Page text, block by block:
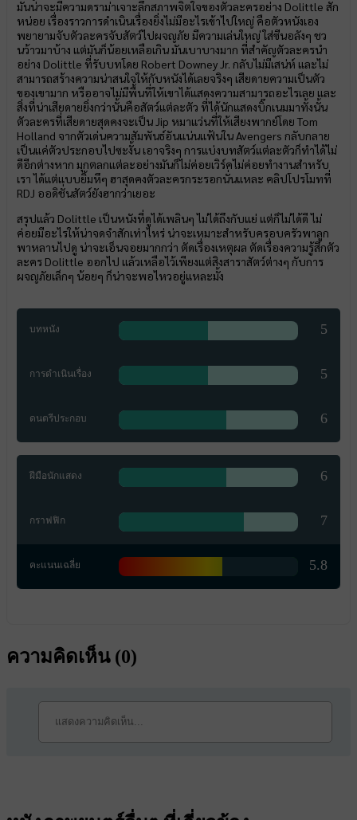
มันน่าจะมีความดราม่าเจาะลึกสภาพจิตใจของตัวละครอย่าง Dolittle สัก
หน่อย เรื่องราวการดำเนินเรื่องยิ่งไม่มีอะไรเข้าไปใหญ่ คือตัวหนังเอง
พยายามจับตัวละครจับสัตว์ไปผจญภัย มีความเล่นใหญ่ ใส่ซีนอลังๆ ชว
นว้าวมาบ้าง แต่มันก็น้อยเหลือเกิน มันเบาบางมาก ที่สำคัญตัวละครนำ
อย่าง Dolittle ที่รับบทโดย Robert Downey Jr. กลับไม่มีเสน่ห์ และไม่
สามารถสร้างความน่าสนใจให้กับหนังได้เลยจริงๆ เสียดายความเป็นตัว
ของเขามาก หรืออาจไม่มีพื้นที่ให้เขาได้แสดงความสามารถอะไรเลย และ
สิ่งที่น่าเสียดายยิ่งกว่านั้นคือสัตว์แต่ละตัว ที่ได้นักแสดงบิ๊กเนมมาทั้งนั้น
ตัวละครที่เสียดายสุดคงจะเป็น Jip หมาแว่นที่ให้เสียงพากย์โดย Tom
Holland จากตัวเด่นความสัมพันธ์อันแน่นแฟ้นใน Avengers กลับกลาย
เป็นแค่ตัวประกอบไปซะงั้น เอาจริงๆ การแบ่งบทสัตว์แต่ละตัวก็ทำได้ไม่
ดีอีกต่างหาก มุกตลกแต่ละอย่างมันก็ไม่ค่อยเวิร์คไม่ค่อยทำงานสำหรับ
เรา ได้แต่แบบยิ้มหึๆ ฮาสุดคงตัวละครกระรอกนั่นแหละ คลิปโปรโมทที่
RDJ ออดิชั่นสัตว์ยังฮากว่าเยอะ
สรุปแล้ว Dolittle เป็นหนังที่ดูได้เพลินๆ ไม่ได้ถึงกับแย่ แต่ก็ไม่ได้ดี ไม่
ค่อยมีอะไรให้น่าจดจำสักเท่าไหร่ น่าจะเหมาะสำหรับครอบครัวพาลูก
พาหลานไปดู น่าจะเอ็นจอยมากกว่า ตัดเรื่องเหตุผล ตัดเรื่องความรู้สึกตัว
ละคร Dolittle ออกไป แล้วเหลือไว้เพียงแต่สิงสาราสัตว์ต่างๆ กับการ
ผจญภัยเล็กๆ น้อยๆ ก็น่าจะพอไหวอยู่แหละมั้ง
บทหนัง 5
การดำเนินเรื่อง 5
ดนตรีประกอบ 6
ฝีมือนักแสดง 6
กราฟฟิก 7
คะแนนเฉลี่ย 5.8
ความคิดเห็น (0)